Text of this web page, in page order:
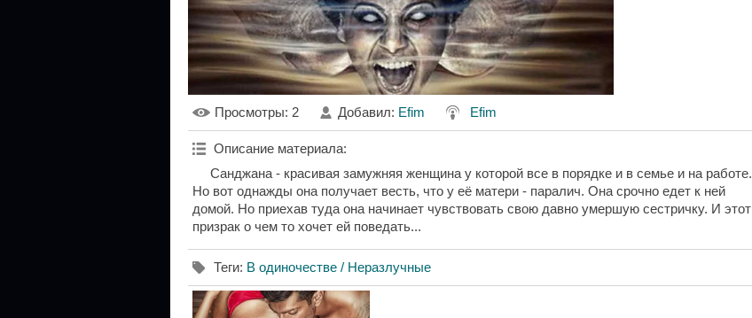
Просмотры: 2 Добавил: Efim Efim
Описание материала:
Санджана - красивая замужняя женщина у которой все в порядке и в семье и на работе.
Но вот однажды она получает весть, что у её матери - паралич. Она срочно едет к ней
домой. Но приехав туда она начинает чувствовать свою давно умершую сестричку. И этот
призрак о чем то хочет ей поведать...
Теги: В одиночестве / Неразлучные